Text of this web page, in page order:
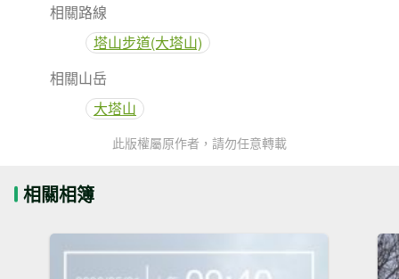
相關路線
塔山步道(大塔山)
相關山岳
大塔山
此版權屬原作者，請勿任意轉載
相關相簿